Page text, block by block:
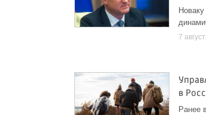
7
в
Ранее